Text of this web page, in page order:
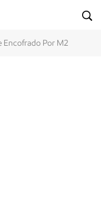
Encofrado Por M2